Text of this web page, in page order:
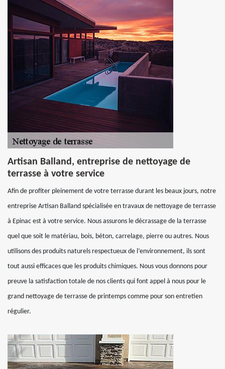
Artisan Balland, entreprise de nettoyage de
terrasse à votre service
Afin de profiter pleinement de votre terrasse durant les beaux jours, notre
entreprise Artisan Balland spécialisée en travaux de nettoyage de terrasse
à Epinac est à votre service. Nous assurons le décrassage de la terrasse
quel que soit le matériau, bois, béton, carrelage, pierre ou autres. Nous
utilisons des produits naturels respectueux de l’environnement, ils sont
tout aussi efficaces que les produits chimiques. Nous vous donnons pour
preuve la satisfaction totale de nos clients qui font appel à nous pour le
grand nettoyage de terrasse de printemps comme pour son entretien
régulier.